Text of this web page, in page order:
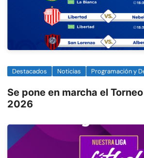
Destacados Noticias Programación y
Se pone en marcha el
2026